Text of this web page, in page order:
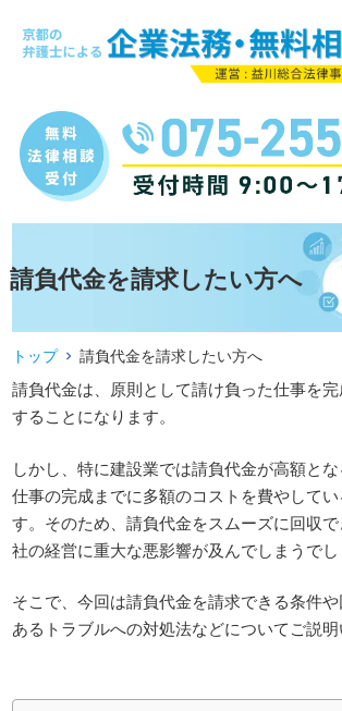
請負代金を請求したい方へ
トップ 請負代金を請求したい方へ
請負代金は、原則として請け負った仕事を
することになります。
しかし、特に建設業では請負代金が高額とな
仕事の完成までに多額のコストを費やして
す。そのため、請負代金をスムーズに回収
社の経営に重大な悪影響が及んでしまうでし
そこで、今回は請負代金を請求できる条件や
あるトラブルへの対処法などについてご説明